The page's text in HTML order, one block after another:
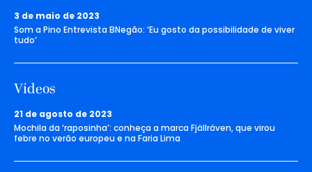
3 de maio de 2023
Som a Pino Entrevista BNegão: ‘Eu gosto da possibilidade de viver
tudo’
Vídeos
21 de agosto de 2023
Mochila da ‘raposinha’: conheça a marca Fjällräven, que virou
febre no verão europeu e na Faria Lima